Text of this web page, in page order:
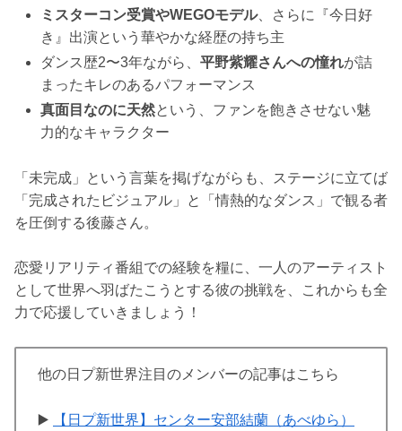
ミスターコン受賞やWEGOモデル、さらに『今日好
き』出演という華やかな経歴の持ち主
ダンス歴2〜3年ながら、平野紫耀さんへの憧れが詰
まったキレのあるパフォーマンス
真面目なのに天然という、ファンを飽きさせない魅
力的なキャラクター
「未完成」という言葉を掲げながらも、ステージに立てば
「完成されたビジュアル」と「情熱的なダンス」で観る者
を圧倒する後藤さん。
恋愛リアリティ番組での経験を糧に、一人のアーティスト
として世界へ羽ばたこうとする彼の挑戦を、これからも全
力で応援していきましょう！
他の日プ新世界注目のメンバーの記事はこちら
▶️
【日プ新世界】センター安部結蘭（あべゆら）